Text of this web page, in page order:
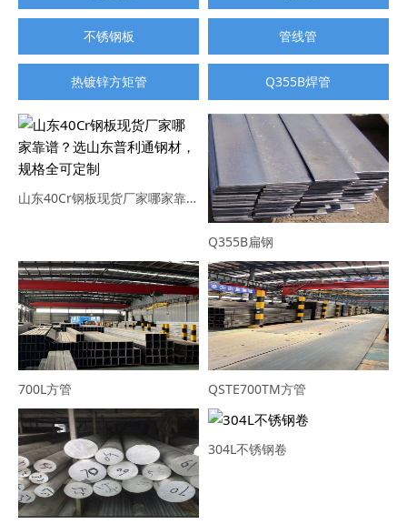
不锈钢板 管线管
热镀锌方矩管 Q355B焊管
山东40Cr钢板现货厂家哪家靠谱？选山东普利通钢材，规格全可定制
Q355B扁钢
700L方管 QSTE700TM方管
304L不锈钢卷